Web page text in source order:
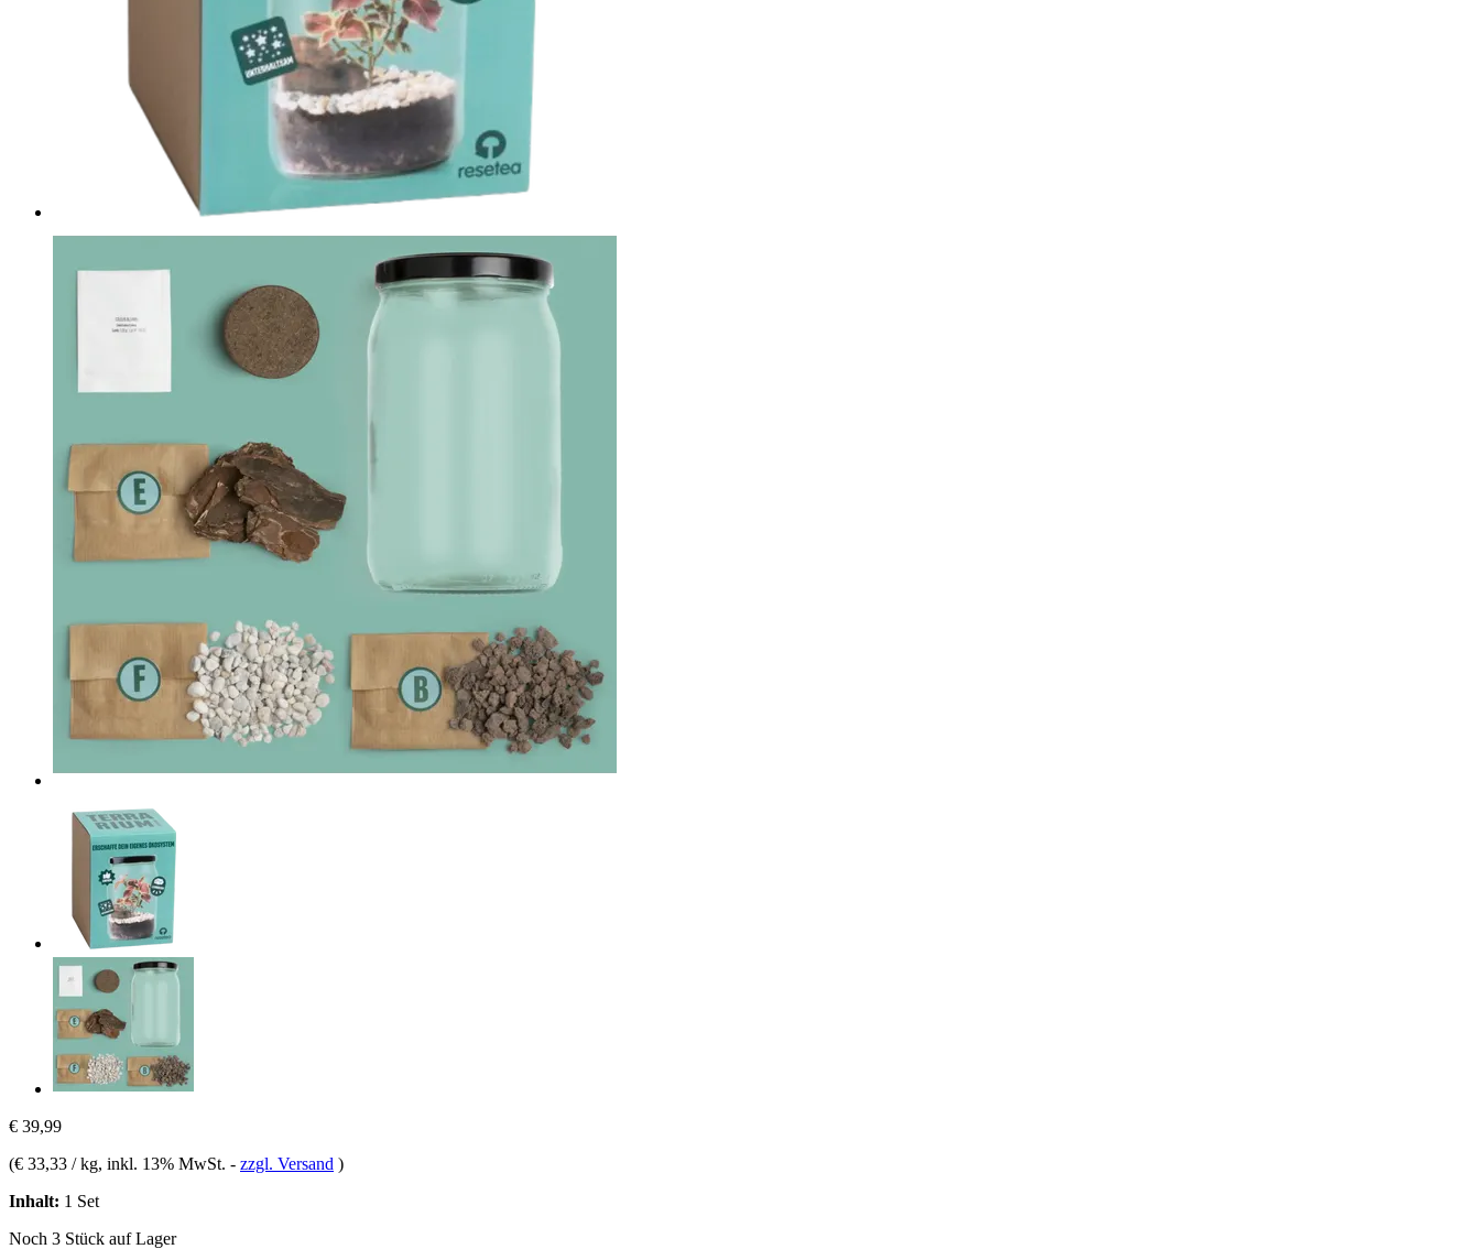
€ 39,99
(€ 33,33 / kg, inkl. 13% MwSt. - zzgl. Versand )
Inhalt: 1 Set
Noch 3 Stück auf Lager